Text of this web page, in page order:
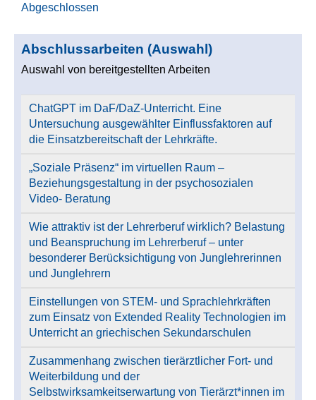
Abgeschlossen
Abschlussarbeiten (Auswahl)
Auswahl von bereitgestellten Arbeiten
ChatGPT im DaF/DaZ-Unterricht. Eine
Untersuchung ausgewählter Einflussfaktoren auf
die Einsatzbereitschaft der Lehrkräfte.
„Soziale Präsenz“ im virtuellen Raum –
Beziehungsgestaltung in der psychosozialen
Video- Beratung
Wie attraktiv ist der Lehrerberuf wirklich? Belastung
und Beanspruchung im Lehrerberuf – unter
besonderer Berücksichtigung von Junglehrerinnen
und Junglehrern
Einstellungen von STEM- und Sprachlehrkräften
zum Einsatz von Extended Reality Technologien im
Unterricht an griechischen Sekundarschulen
Zusammenhang zwischen tierärztlicher Fort- und
Weiterbildung und der
Selbstwirksamkeitserwartung von Tierärzt*innen im